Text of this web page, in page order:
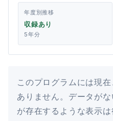
年度別推移
収録あり
5年分
このプログラムには現
ありません。データが
が存在するような表示は